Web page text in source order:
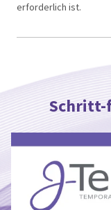
erforderlich ist.
Schritt-